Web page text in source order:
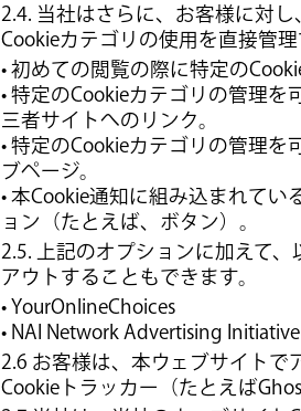
2.4. 当社はさらに、お客様に対
Cookieカテゴリの使用を直接管
• 初めての閲覧の際に特定の
• 特定のCookieカテゴリの管理
三者サイトへのリンク。
• 特定のCookieカテゴリの管理
ブページ。
• 本Cookie通知に組み込まれて
ョン（たとえば、ボタン）。
2.5. 上記のオプションに加えて
アウトすることもできます。
• YourOnlineChoices
• NAI Network Advertising Initiative
2.6 お客様は、本ウェブサイトで
Cookieトラッカー（たとえば